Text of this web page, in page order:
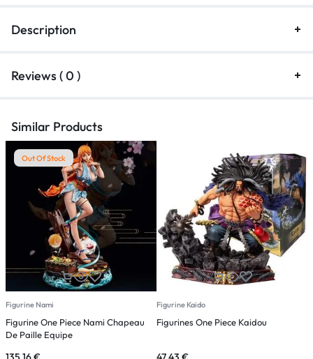
Description
Reviews ( 0 )
Similar Products
Out Of Stock
Figurine Nami
Figurine One Piece Nami Chapeau
De Paille Equipe
Figurine Kaido
Figurines One Piece Kaidou